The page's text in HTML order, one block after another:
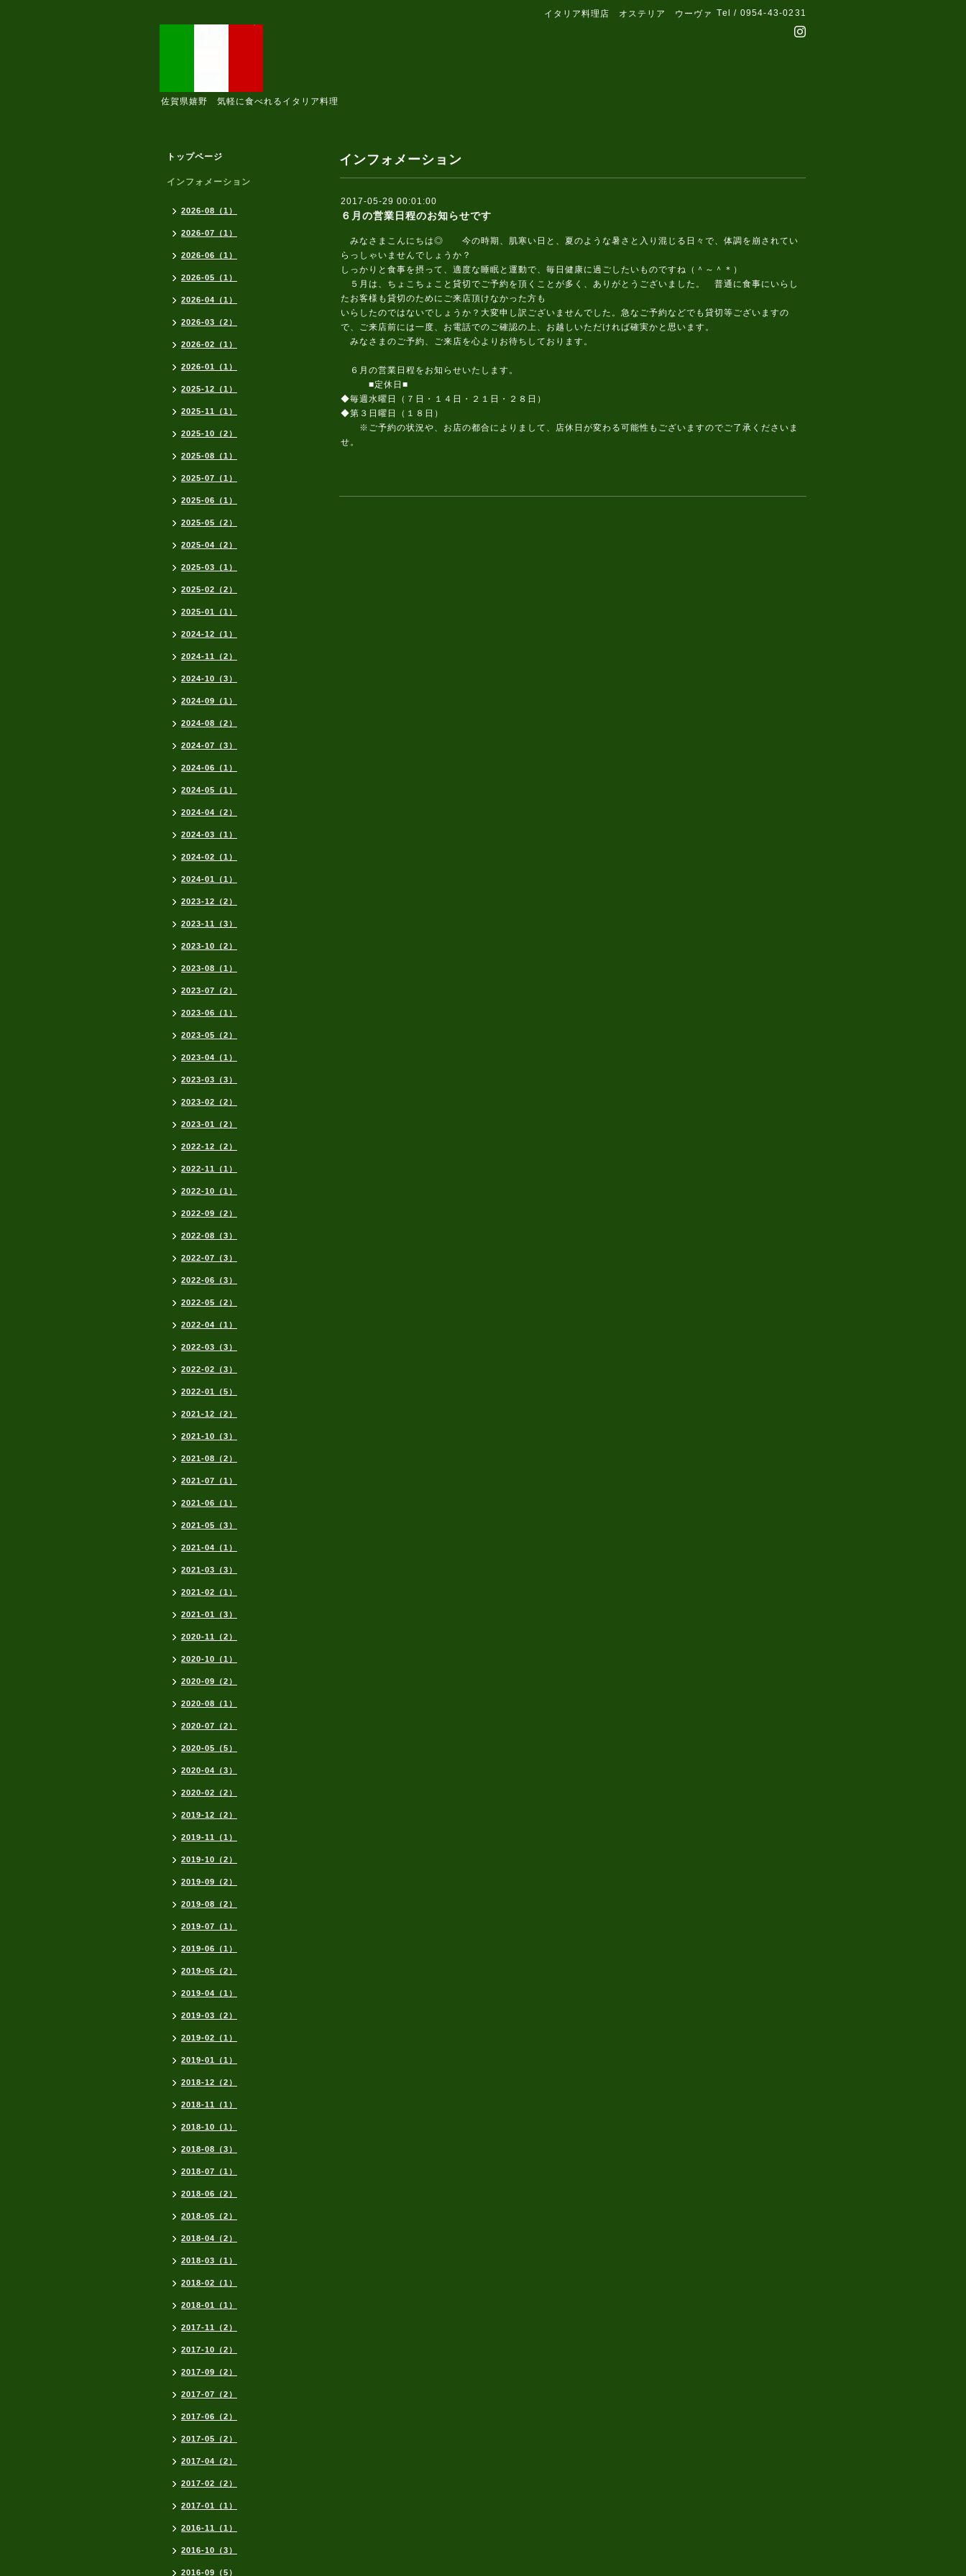
イタリア料理店 オステリア ウーヴァ Tel / 0954-43-0231
佐賀県嬉野 気軽に食べれるイタリア料理
インフォメーション
2017-05-29 00:01:00
６月の営業日程のお知らせです
みなさまこんにちは◎ 今の時期、肌寒い日と、夏のような暑さと入り混じる日々で、体調を崩されてい
らっしゃいませんでしょうか？
しっかりと食事を摂って、適度な睡眠と運動で、毎日健康に過ごしたいものですね（＾～＾＊）
５月は、ちょこちょこと貸切でご予約を頂くことが多く、ありがとうございました。 普通に食事にいらし
たお客様も貸切のためにご来店頂けなかった方も
いらしたのではないでしょうか？大変申し訳ございませんでした。急なご予約などでも貸切等ございますの
で、ご来店前には一度、お電話でのご確認の上、お越しいただければ確実かと思います。
みなさまのご予約、ご来店を心よりお待ちしております。
６月の営業日程をお知らせいたします。
■定休日■
◆毎週水曜日（７日・１４日・２１日・２８日）
◆第３日曜日（１８日）
※ご予約の状況や、お店の都合によりまして、店休日が変わる可能性もございますのでご了承くださいま
せ。
トップページ
インフォメーション
2026-08（1）
2026-07（1）
2026-06（1）
2026-05（1）
2026-04（1）
2026-03（2）
2026-02（1）
2026-01（1）
2025-12（1）
2025-11（1）
2025-10（2）
2025-08（1）
2025-07（1）
2025-06（1）
2025-05（2）
2025-04（2）
2025-03（1）
2025-02（2）
2025-01（1）
2024-12（1）
2024-11（2）
2024-10（3）
2024-09（1）
2024-08（2）
2024-07（3）
2024-06（1）
2024-05（1）
2024-04（2）
2024-03（1）
2024-02（1）
2024-01（1）
2023-12（2）
2023-11（3）
2023-10（2）
2023-08（1）
2023-07（2）
2023-06（1）
2023-05（2）
2023-04（1）
2023-03（3）
2023-02（2）
2023-01（2）
2022-12（2）
2022-11（1）
2022-10（1）
2022-09（2）
2022-08（3）
2022-07（3）
2022-06（3）
2022-05（2）
2022-04（1）
2022-03（3）
2022-02（3）
2022-01（5）
2021-12（2）
2021-10（3）
2021-08（2）
2021-07（1）
2021-06（1）
2021-05（3）
2021-04（1）
2021-03（3）
2021-02（1）
2021-01（3）
2020-11（2）
2020-10（1）
2020-09（2）
2020-08（1）
2020-07（2）
2020-05（5）
2020-04（3）
2020-02（2）
2019-12（2）
2019-11（1）
2019-10（2）
2019-09（2）
2019-08（2）
2019-07（1）
2019-06（1）
2019-05（2）
2019-04（1）
2019-03（2）
2019-02（1）
2019-01（1）
2018-12（2）
2018-11（1）
2018-10（1）
2018-08（3）
2018-07（1）
2018-06（2）
2018-05（2）
2018-04（2）
2018-03（1）
2018-02（1）
2018-01（1）
2017-11（2）
2017-10（2）
2017-09（2）
2017-07（2）
2017-06（2）
2017-05（2）
2017-04（2）
2017-02（2）
2017-01（1）
2016-11（1）
2016-10（3）
2016-09（5）